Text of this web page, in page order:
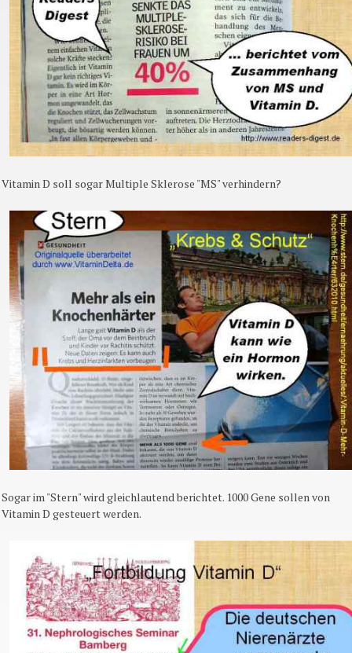
Vitamin D soll sogar Multiple Sklerose "MS" verhindern?
Sogar im "Stern" wird gleichlautend berichtet. 1000 Gene sollen von
Vitamin D gesteuert werden.